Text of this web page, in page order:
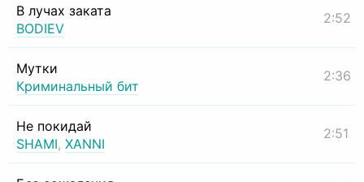
В лучах заката
BODIEV
2:52
Мутки
Криминальный бит
2:36
Не покидай
SHAMI, XANNI
2:51